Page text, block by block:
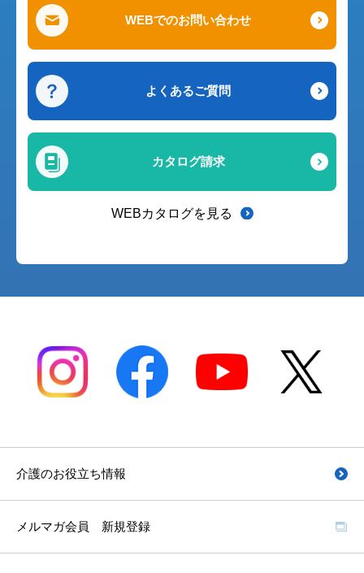
WEBでのお問い合わせ
よくあるご質問
カタログ請求
WEBカタログを見る
介護のお役立ち情報
メルマガ会員 新規登録